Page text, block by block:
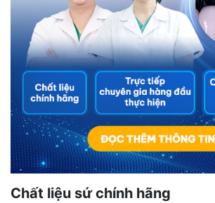
Chất liệu sứ chính hãng